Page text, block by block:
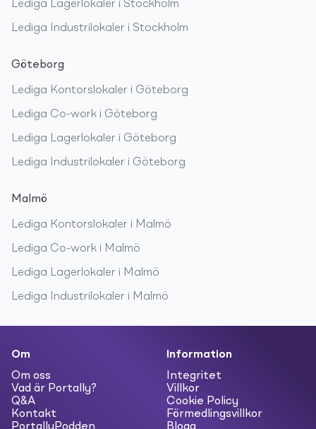
Lediga Lagerlokaler i Stockholm
Lediga Industrilokaler i Stockholm
Göteborg
Lediga Kontorslokaler i Göteborg
Lediga Co-work i Göteborg
Lediga Lagerlokaler i Göteborg
Lediga Industrilokaler i Göteborg
Malmö
Lediga Kontorslokaler i Malmö
Lediga Co-work i Malmö
Lediga Lagerlokaler i Malmö
Lediga Industrilokaler i Malmö
Om
Om oss
Vad är Portally?
Q&A
Kontakt
PortallyPodden
Information
Integritet
Villkor
Cookie Policy
Förmedlingsvillkor
Blogg